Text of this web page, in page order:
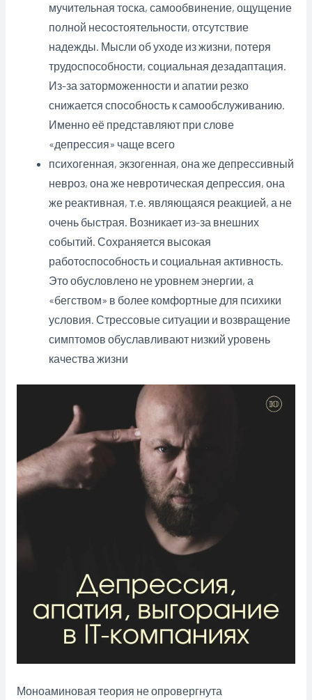
мучительная тоска, самообвинение, ощущение
полной несостоятельности, отсутствие
надежды. Мысли об уходе из жизни, потеря
трудоспособности, социальная дезадаптация.
Из-за заторможенности и апатии резко
снижается способность к самообслуживанию.
Именно её представляют при слове
«депрессия» чаще всего
психогенная, экзогенная, она же депрессивный
невроз, она же невротическая депрессия, она
же реактивная, т.е. являющаяся реакцией, а не
очень быстрая. Возникает из-за внешних
событий. Сохраняется высокая
работоспособность и социальная активность.
Это обусловлено не уровнем энергии, а
«бегством» в более комфортные для психики
условия. Стрессовые ситуации и возвращение
симптомов обуславливают низкий уровень
качества жизни
Моноаминовая теория не опровергнута